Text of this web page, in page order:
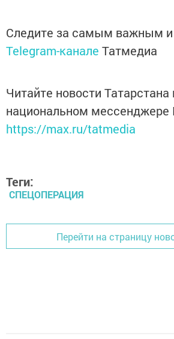
Следите за самым важным
Telegram-канале Татмедиа
Читайте новости Татарстана
национальном мессенджере
https://max.ru/tatmedia
Теги:
СПЕЦОПЕРАЦИЯ
Перейти на страницу